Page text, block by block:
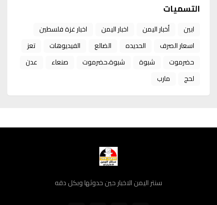
التسميات
ابين أخبار اليمن اخبار اليمن
اخبار غزة فلسطين
اسعار الصرف
الحديده الضالع الفيديوهات
تعز
حضرموت
شبوة شبوة،حضرموت صنعاء
عدن
لحج
مارب
سنتر اليمن الاخبار حين حدوثها وبكل دقه